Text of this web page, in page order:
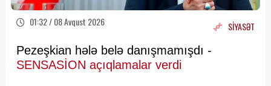
01:32 / 08 Avqust 2026 SİYASƏT
Pezeşkian hələ belə danışmamışdı -
SENSASİON açıqlamalar verdi